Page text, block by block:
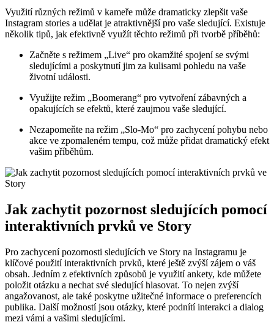
Využití různých režimů v kameře může dramaticky zlepšit vaše
Instagram stories a udělat je atraktivnější pro vaše sledující. Existuje
několik tipů, jak efektivně využít těchto režimů při tvorbě příběhů:
Začněte s režimem „Live“ pro okamžité spojení se svými
sledujícími a poskytnutí jim za kulisami pohledu na vaše
životní události.
Využijte režim „Boomerang“ pro vytvoření zábavných a
opakujících se efektů, které zaujmou vaše sledující.
Nezapomeňte na režim „Slo-Mo“ pro zachycení pohybu nebo
akce ve zpomaleném tempu, což může přidat dramatický efekt
vašim příběhům.
Jak zachytit pozornost sledujících pomocí
interaktivních prvků ve Story
Pro zachycení pozornosti sledujících ve Story na Instagramu je
klíčové použití interaktivních prvků, které ještě zvýší zájem o váš
obsah. Jedním z efektivních způsobů je využití ankety, kde můžete
položit otázku a nechat své sledující hlasovat. To nejen zvýší
angažovanost, ale také poskytne užitečné informace o preferencích
publika. Další možností jsou otázky, které podnítí interakci a dialog
mezi vámi a vašimi sledujícími.